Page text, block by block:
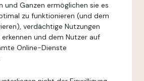
und Ganzen ermöglichen sie es
zu funktionieren (und dem
verdächtige Nutzungen
und dem Nutzer auf
Online-Dienste